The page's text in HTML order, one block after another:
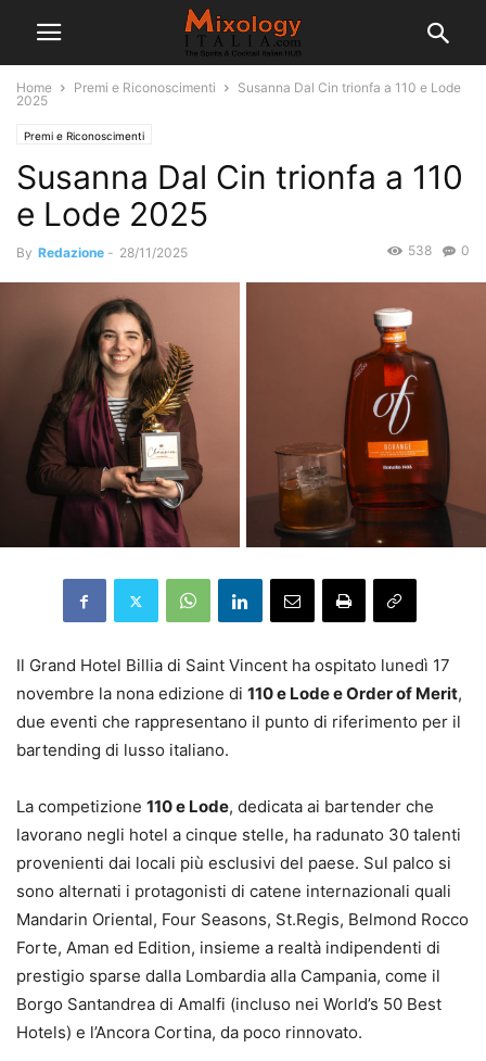
Home Premi e Riconoscimenti
Susanna Dal Cin trionfa a 110 e Lode
2025
Premi e Riconoscimenti
Susanna Dal Cin trionfa a 110
e Lode 2025
By Redazione - 28/11/2025 0
538
Il Grand Hotel Billia di Saint Vincent ha ospitato lunedì 17
novembre la nona edizione di 110 e Lode e Order of Merit,
due eventi che rappresentano il punto di riferimento per il
bartending di lusso italiano.
La competizione 110 e Lode, dedicata ai bartender che
lavorano negli hotel a cinque stelle, ha radunato 30 talenti
provenienti dai locali più esclusivi del paese. Sul palco si
sono alternati i protagonisti di catene internazionali quali
Mandarin Oriental, Four Seasons, St.Regis, Belmond Rocco
Forte, Aman ed Edition, insieme a realtà indipendenti di
prestigio sparse dalla Lombardia alla Campania, come il
Borgo Santandrea di Amalfi (incluso nei World’s 50 Best
Hotels) e l’Ancora Cortina, da poco rinnovato.